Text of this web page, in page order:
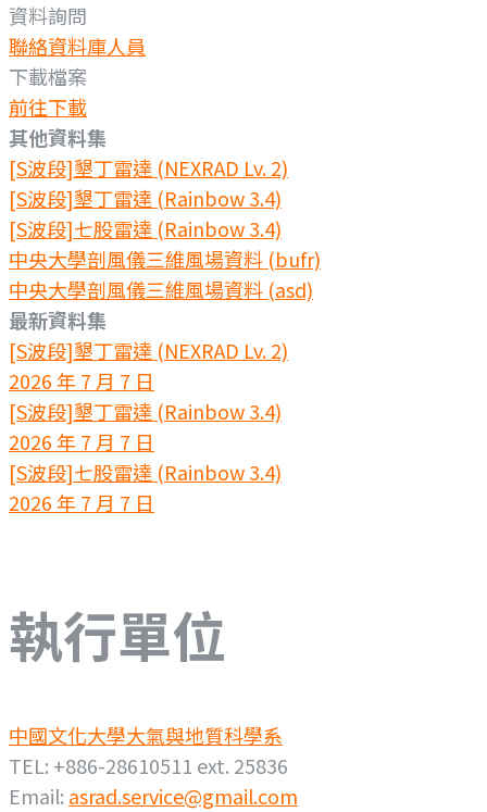
資料詢問
聯絡資料庫人員
下載檔案
前往下載
其他資料集
[S波段]墾丁雷達 (NEXRAD Lv. 2)
[S波段]墾丁雷達 (Rainbow 3.4)
[S波段]七股雷達 (Rainbow 3.4)
中央大學剖風儀三維風場資料 (bufr)
中央大學剖風儀三維風場資料 (asd)
最新資料集
[S波段]墾丁雷達 (NEXRAD Lv. 2)
2026 年 7 月 7 日
[S波段]墾丁雷達 (Rainbow 3.4)
2026 年 7 月 7 日
[S波段]七股雷達 (Rainbow 3.4)
2026 年 7 月 7 日
執行單位
中國文化大學大氣與地質科學系
TEL: +886-28610511 ext. 25836
Email: asrad.service@gmail.com